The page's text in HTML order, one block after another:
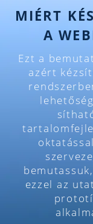
MIÉRT
A
Ezt a
azért
ezzel az